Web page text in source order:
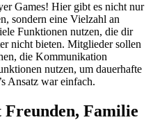
Games! Hier gibt es nicht nur
sondern eine Vielzahl an
Funktionen nutzen, die dir
nicht bieten. Mitglieder sollen
die Kommunikation
nutzen, um dauerhafte
Ansatz war einfach.
Familie